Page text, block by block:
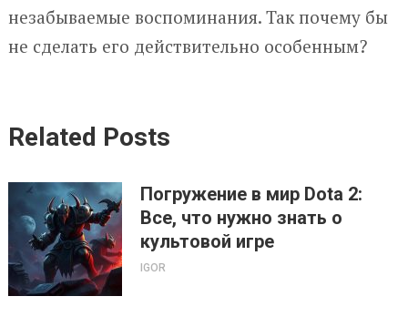
незабываемые воспоминания. Так почему бы
не сделать его действительно особенным?
Related Posts
Погружение в мир Dota 2:
Все, что нужно знать о
культовой игре
IGOR